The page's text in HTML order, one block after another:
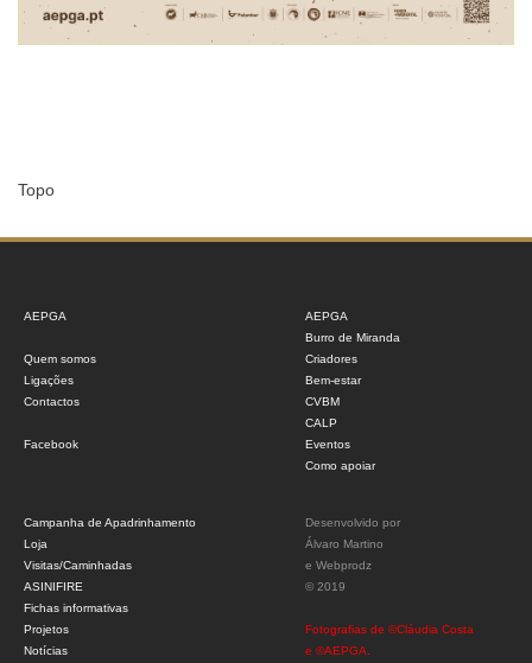
Topo
AEPGA
Quem somos
Ligações
Contactos
Facebook
AEPGA
Burro de Miranda
Criadores
Bem-estar
CVBM
CALP
Eventos
Como apoiar
Campanha de Apadrinhamento
Loja
Visitas/Caminhadas
ASINIFIRE
Fichas informativas
Projetos
Notícias
Desenvolvido por
Álvaro Martino
e Webprodz
© 2019
Fotografias de ©Cláudia Costa
e ©AEPGA.